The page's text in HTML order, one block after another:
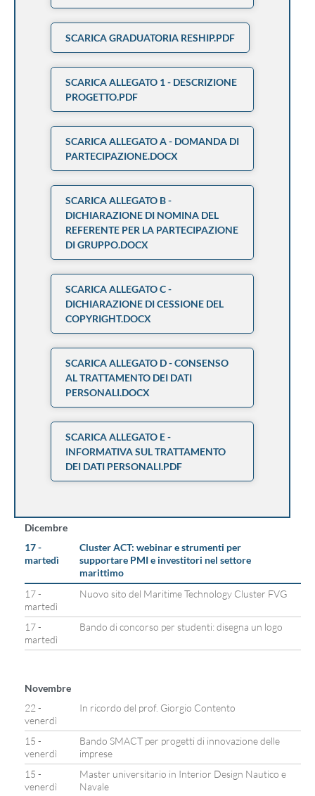
SCARICA GRADUATORIA RESHIP.PDF
SCARICA ALLEGATO 1 - DESCRIZIONE
PROGETTO.PDF
SCARICA ALLEGATO A - DOMANDA DI
PARTECIPAZIONE.DOCX
SCARICA ALLEGATO B -
DICHIARAZIONE DI NOMINA DEL
REFERENTE PER LA PARTECIPAZIONE
DI GRUPPO.DOCX
SCARICA ALLEGATO C -
DICHIARAZIONE DI CESSIONE DEL
COPYRIGHT.DOCX
SCARICA ALLEGATO D - CONSENSO
AL TRATTAMENTO DEI DATI
PERSONALI.DOCX
SCARICA ALLEGATO E -
INFORMATIVA SUL TRATTAMENTO
DEI DATI PERSONALI.PDF
Dicembre
17 -
martedì
Cluster ACT: webinar e strumenti per
supportare PMI e investitori nel settore
marittimo
17 -
martedì
Nuovo sito del Maritime Technology Cluster FVG
17 -
martedì
Bando di concorso per studenti: disegna un logo
Novembre
22 -
venerdì
In ricordo del prof. Giorgio Contento
15 -
venerdì
Bando SMACT per progetti di innovazione delle
imprese
15 -
venerdì
Master universitario in Interior Design Nautico e
Navale